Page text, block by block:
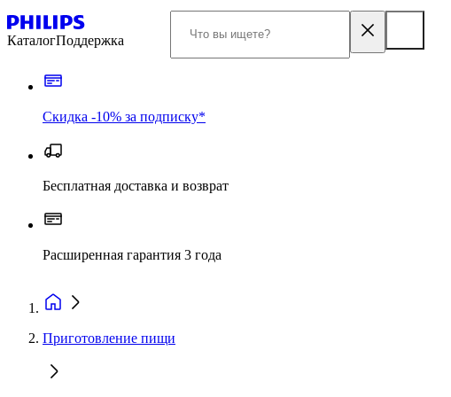
КаталогПоддержка
Скидка -10% за подписку*
Бесплатная доставка и возврат
Расширенная гарантия 3 года
Приготовление пищи